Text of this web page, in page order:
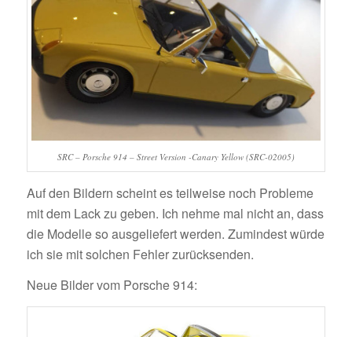
SRC – Porsche 914 – Street Version -Canary Yellow (SRC-02005)
Auf den Bildern scheint es teilweise noch Probleme
mit dem Lack zu geben. Ich nehme mal nicht an, dass
die Modelle so ausgeliefert werden. Zumindest würde
ich sie mit solchen Fehler zurücksenden.
Neue Bilder vom Porsche 914: